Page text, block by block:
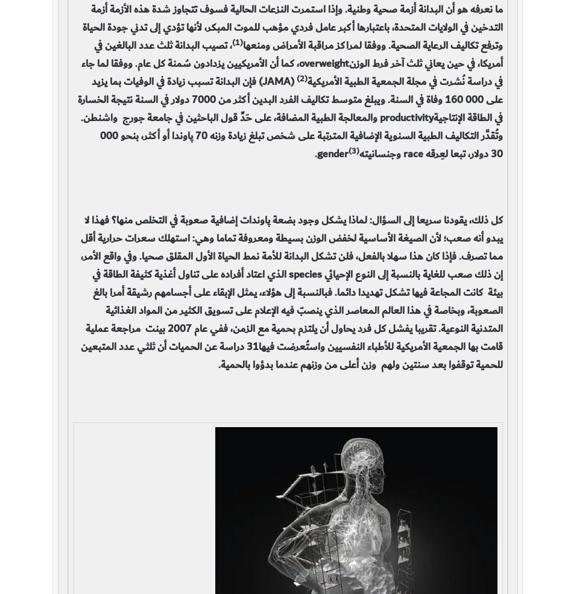
ما نعرفه هو أن البدانة أزمة صحية وطنية. وإذا استمرت النزعات الحالية فسوف تتجاوز شدة هذه الأزمة أزمة
التدخين في الولايات المتحدة، باعتبارها أكبر عامل فردي مؤهب للموت المبكر، لأنها تؤدي إلى تدني جودة الحياة
وترفع تكاليف الرعاية الصحية. ووفقا لمراكز مراقبة الأمراض ومنعها(1) ، تصيب البدانة ثلث عدد البالغين في
أمريكا، في حين يعاني ثلث آخر فرط الوزنoverweight، كما أن الأمريكيين يزدادون سُمنة كل عام. ووفقا لما جاء
في دراسة نُشرت في مجلة الجمعية الطبية الأمريكية(2)
(JAMA) فإن البدانة تسبب زيادة في الوفيات بما يزيد
على 000 160 وفاة في السنة. ويبلغ متوسط تكاليف الفرد البدين أكثر من 7000 دولار في السنة نتيجة الخسارة
في الطاقة الإنتاجيةproductivity والمعالجة الطبية المضافة، على حَدِّ قول الباحثين في جامعة جورج واشنطن.
وتُقدَّر التكاليف الطبية السنوية الإضافية المترتبة على شخص تبلغ زيادة وزنه 70 پاوندا أو أكثر، بنحو 000
30 دولار، تبعا لعِرقه race وجنسانيته
(3)
gender.
كل ذلك، يقودنا سريعا إلى السؤال: لماذا يشكل وجود بضعة پاوندات إضافية صعوبة في التخلص منها؟ فهذا لا
يبدو أنه صعب؛ لأن الصيغة الأساسية لخفض الوزن بسيطة ومعروفة تماما وهي: استهلك سعرات حرارية أقل
مما تصرف. فإذا كان هذا سهلا بالفعل، فلن تشكل البدانة للأمة نمط الحياة الأول المقلق صحيا. وفي واقع الأمر،
إن ذلك صعب للغاية بالنسبة إلى النوع الإحيائي species الذي اعتاد أفراده على تناول أغذية كثيفة الطاقة في
بيئة كانت المجاعة فيها تشكل تهديدا دائما. فبالنسبة إلى هؤلاء، يمثل الإبقاء على أجسامهم رشيقة أمرا بالغ
الصعوبة، وبخاصة في هذا العالم المعاصر الذي ينصبّ فيه الإعلام على تسويق الكثير من المواد الغذائية
المتدنية النوعية. تقريبا يفشل كل فرد يحاول أن يلتزم بحمية مع الزمن، ففي عام 2007 بينت مراجعة عملية
قامت بها الجمعية الأمريكية للأطباء النفسيين واستُعرضت فيها31 دراسة عن الحميات أن ثلثي عدد المتبعين
للحمية توقفوا بعد سنتين ولهم وزن أعلى من وزنهم عندما بدؤوا بالحمية.